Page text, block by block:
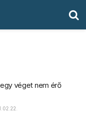
véget nem érő